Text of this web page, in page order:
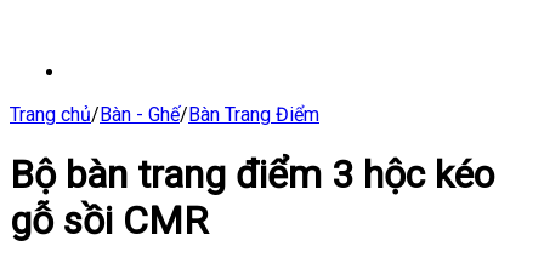
Trang chủ/Bàn - Ghế/Bàn Trang Điểm
Bộ bàn trang điểm 3 hộc kéo
gỗ sồi CMR